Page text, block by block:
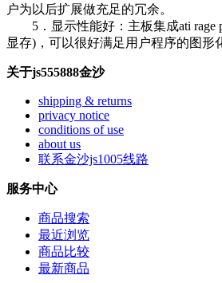
户为以后扩展做充足的冗余。
5．显示性能好：主板集成ati rage
显存)，可以很好满足用户程序的图形
关于js555888金沙
shipping & returns
privacy notice
conditions of use
about us
联系金沙js1005线路
服务中心
商品搜索
最近浏览
商品比较
最新商品